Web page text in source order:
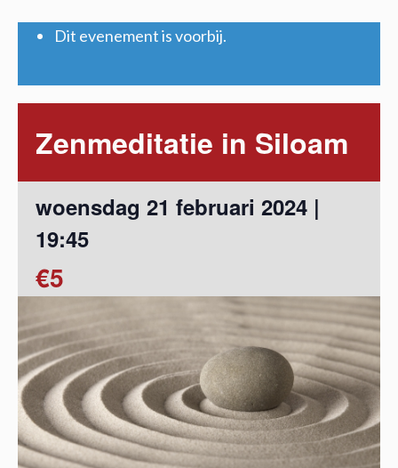
Dit evenement is voorbij.
Zenmeditatie in Siloam
woensdag 21 februari 2024 |
19:45
€5